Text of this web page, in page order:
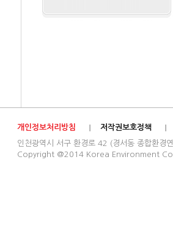
개인정보처리방침
저작권보호정책
인천광역시 서구 환경로 42 (경서동 종합
Copyright @2014 Korea Environment